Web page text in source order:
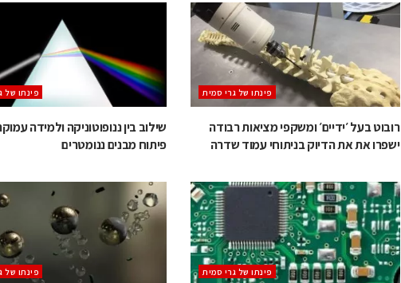
‫פינתו של גרי סמית
רובוט בעל ׳ידיים׳ ומשקפי מציאות רבודה
ישפרו את את הדיוק בניתוחי עמוד שדרה
‫פינתו של
שילוב בין ננופוטוניקה ולמידה
פיתוח מבנים ננומטרים
‫פינתו של גרי סמית ‫פינתו של